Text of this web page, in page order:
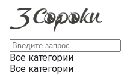
Все категории
Все категории